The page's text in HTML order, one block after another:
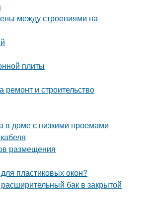
между строениями на
плиты
ремонт и строительство
в доме с низкими проемами
размещения
пластиковых окон?
бак в закрытой